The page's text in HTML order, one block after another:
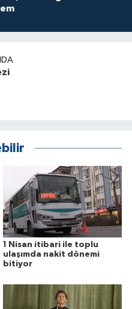
1 Nisan itibari ile toplu
ulaşımda nakit dönemi
bitiyor